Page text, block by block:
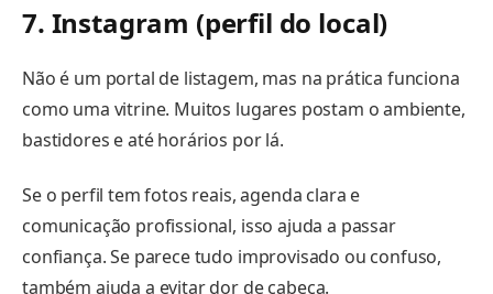
7. Instagram (perfil do local)
Não é um portal de listagem, mas na prática funciona
como uma vitrine. Muitos lugares postam o ambiente,
bastidores e até horários por lá.
Se o perfil tem fotos reais, agenda clara e
comunicação profissional, isso ajuda a passar
confiança. Se parece tudo improvisado ou confuso,
também ajuda a evitar dor de cabeça.